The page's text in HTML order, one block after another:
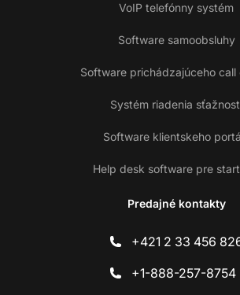
VoIP telefónny systém
Software samoobsluhy
Software prichádzajúceho call
Systém riadenia
Software klientskeho
Help desk software pre
Predajné kontakty
+421 2 33 456
+1-888-257-8754